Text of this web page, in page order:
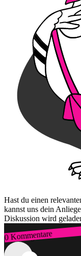
Hast du einen
kannst uns dein
Diskussion wird
0 Kommentare
Zum Login